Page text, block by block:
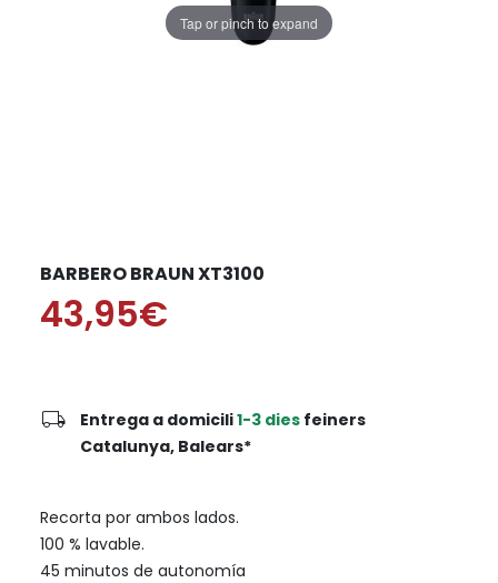
Tap or pinch to expand
BARBERO BRAUN XT3100
43,95€
local_shipping Entrega a domicili1-3 dies feiners
Catalunya, Balears*
Recorta por ambos lados.
100 % lavable.
45 minutos de autonomía